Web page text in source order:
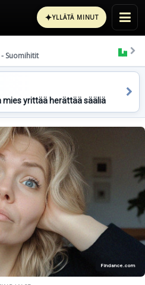
✦YLLÄTÄ MINUT
Suomihitit
mies yrittää herättää sääliä
Findance.com